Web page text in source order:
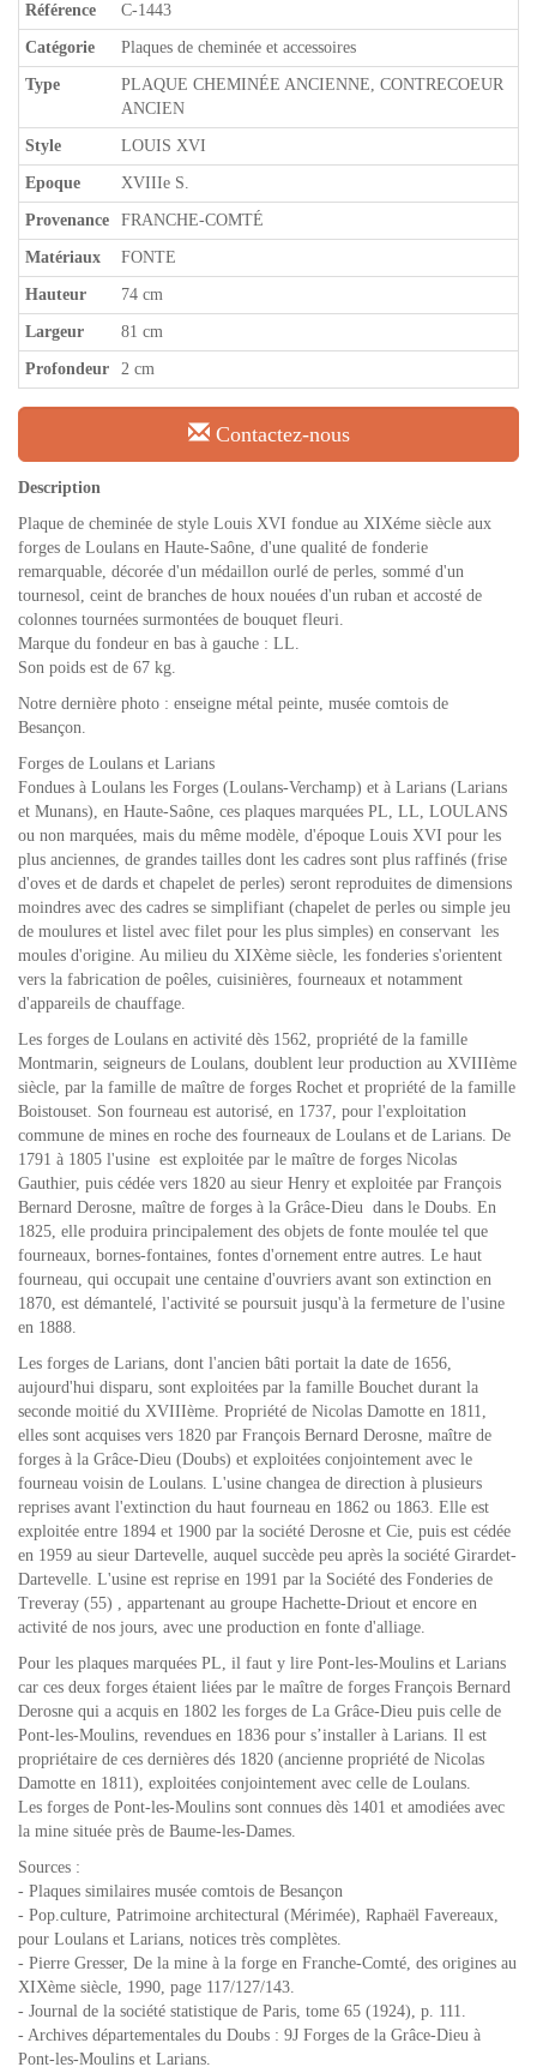
Référence C-1443
Catégorie Plaques de cheminée et accessoires
Type
PLAQUE CHEMINÉE ANCIENNE, CONTRECOEUR
ANCIEN
Style LOUIS XVI
Epoque XVIIIe S.
Provenance FRANCHE-COMTÉ
Matériaux FONTE
Hauteur 74 cm
Largeur 81 cm
Profondeur 2 cm
Contactez-nous
Description
Plaque de cheminée de style Louis XVI fondue au XIXéme siècle aux
forges de Loulans en Haute-Saône, d'une qualité de fonderie
remarquable, décorée d'un médaillon ourlé de perles, sommé d'un
tournesol, ceint de branches de houx nouées d'un ruban et accosté de
colonnes tournées surmontées de bouquet fleuri.
Marque du fondeur en bas à gauche : LL.
Son poids est de 67 kg.
Notre dernière photo : enseigne métal peinte, musée comtois de
Besançon.
Forges de Loulans et Larians
Fondues à Loulans les Forges (Loulans-Verchamp) et à Larians (Larians
et Munans), en Haute-Saône, ces plaques marquées PL, LL, LOULANS
ou non marquées, mais du même modèle, d'époque Louis XVI pour les
plus anciennes, de grandes tailles dont les cadres sont plus raffinés (frise
d'oves et de dards et chapelet de perles) seront reproduites de dimensions
moindres avec des cadres se simplifiant (chapelet de perles ou simple jeu
de moulures et listel avec filet pour les plus simples) en conservant les
moules d'origine. Au milieu du XIXème siècle, les fonderies s'orientent
vers la fabrication de poêles, cuisinières, fourneaux et notamment
d'appareils de chauffage.
Les forges de Loulans en activité dès 1562, propriété de la famille
Montmarin, seigneurs de Loulans, doublent leur production au XVIIIème
siècle, par la famille de maître de forges Rochet et propriété de la famille
Boistouset. Son fourneau est autorisé, en 1737, pour l'exploitation
commune de mines en roche des fourneaux de Loulans et de Larians. De
1791 à 1805 l'usine est exploitée par le maître de forges Nicolas
Gauthier, puis cédée vers 1820 au sieur Henry et exploitée par François
Bernard Derosne, maître de forges à la Grâce-Dieu dans le Doubs. En
1825, elle produira principalement des objets de fonte moulée tel que
fourneaux, bornes-fontaines, fontes d'ornement entre autres. Le haut
fourneau, qui occupait une centaine d'ouvriers avant son extinction en
1870, est démantelé, l'activité se poursuit jusqu'à la fermeture de l'usine
en 1888.
Les forges de Larians, dont l'ancien bâti portait la date de 1656,
aujourd'hui disparu, sont exploitées par la famille Bouchet durant la
seconde moitié du XVIIIème. Propriété de Nicolas Damotte en 1811,
elles sont acquises vers 1820 par François Bernard Derosne, maître de
forges à la Grâce-Dieu (Doubs) et exploitées conjointement avec le
fourneau voisin de Loulans. L'usine changea de direction à plusieurs
reprises avant l'extinction du haut fourneau en 1862 ou 1863. Elle est
exploitée entre 1894 et 1900 par la société Derosne et Cie, puis est cédée
en 1959 au sieur Dartevelle, auquel succède peu après la société Girardet-
Dartevelle. L'usine est reprise en 1991 par la Société des Fonderies de
Treveray (55) , appartenant au groupe Hachette-Driout et encore en
activité de nos jours, avec une production en fonte d'alliage.
Pour les plaques marquées PL, il faut y lire Pont-les-Moulins et Larians
car ces deux forges étaient liées par le maître de forges François Bernard
Derosne qui a acquis en 1802 les forges de La Grâce-Dieu puis celle de
Pont-les-Moulins, revendues en 1836 pour s’installer à Larians. Il est
propriétaire de ces dernières dés 1820 (ancienne propriété de Nicolas
Damotte en 1811), exploitées conjointement avec celle de Loulans.
Les forges de Pont-les-Moulins sont connues dès 1401 et amodiées avec
la mine située près de Baume-les-Dames.
Sources :
- Plaques similaires musée comtois de Besançon
- Pop.culture, Patrimoine architectural (Mérimée), Raphaël Favereaux,
pour Loulans et Larians, notices très complètes.
- Pierre Gresser, De la mine à la forge en Franche-Comté, des origines au
XIXème siècle, 1990, page 117/127/143.
- Journal de la société statistique de Paris, tome 65 (1924), p. 111.
- Archives départementales du Doubs : 9J Forges de la Grâce-Dieu à
Pont-les-Moulins et Larians.